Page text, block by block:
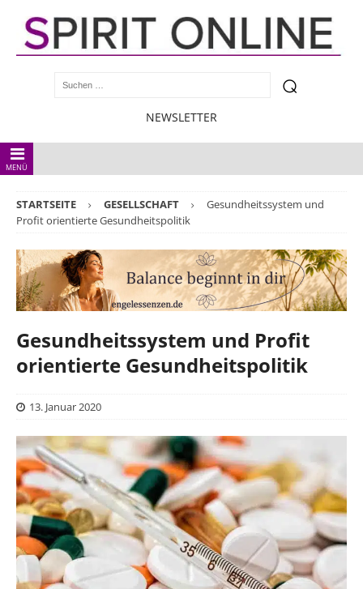
NEWSLETTER
MENÜ
STARTSEITE GESELLSCHAFT
Gesundheitssystem und
Profit orientierte Gesundheitspolitik
Gesundheitssystem und Profit
orientierte Gesundheitspolitik
13. Januar 2020